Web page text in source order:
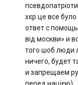
хєр це все
ответ с
від москви» и
того шоб люди
ничего, будет
и запрещаем